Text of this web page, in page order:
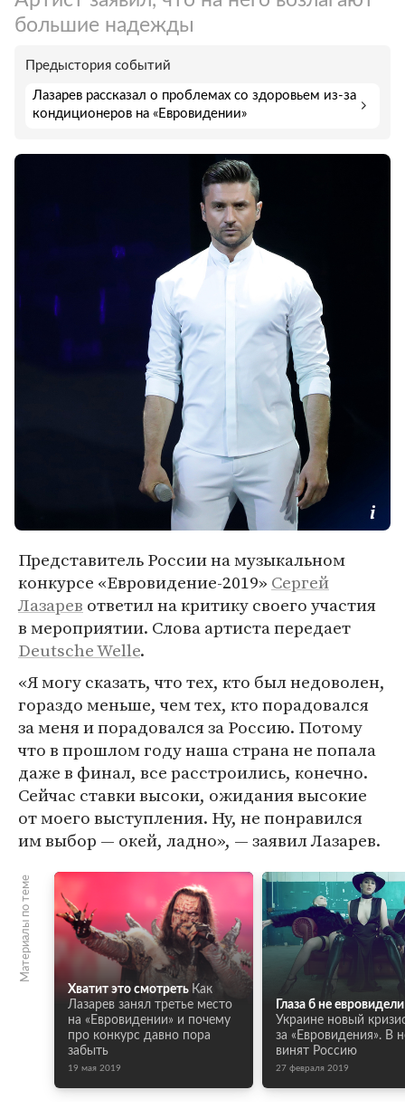
большие надежды
Предыстория событий
Лазарев рассказал о проблемах со здоровьем из-за
кондиционеров на «Евровидении»
Представитель России на музыкальном
конкурсе «Евровидение-2019» Сергей
Лазарев ответил на критику своего участия
в мероприятии. Слова артиста передает
Deutsche Welle.
«Я могу сказать, что тех, кто был недоволен,
гораздо меньше, чем тех, кто порадовался
за меня и порадовался за Россию. Потому
что в прошлом году наша страна не попала
даже в финал, все расстроились, конечно.
Сейчас ставки высоки, ожидания высокие
от моего выступления. Ну, не понравился
им выбор — окей, ладно», — заявил Лазарев.
Материалы по теме
Хватит это смотреть Как
Лазарев занял третье место
на «Евровидении» и почему
про конкурс давно пора
забыть
19 мая 2019
Глаза б не евровидели
Украине новый
за «Евровидения». В
винят Россию
27 февраля 2019